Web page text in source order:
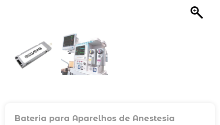
Bateria para Aparelhos de Anestesia